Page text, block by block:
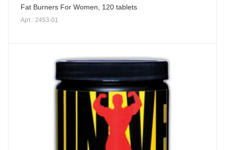
Fat Burners For Women, 120 tablets
Арт.: 2453-01